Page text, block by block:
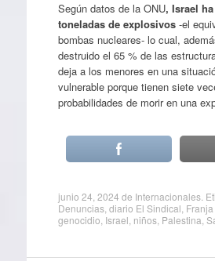
Según datos de la ONU, Israel
toneladas de explosivos-el
bombas nucleares- lo cual,
destruido el 65 % de las
deja a los menores en una
vulnerable porque tienen siete
probabilidades de morir en una
junio 24, 2024 de Internacionales.
Denuncias,diario El Sindical,
genocidio, Israel, niños, Palestina,